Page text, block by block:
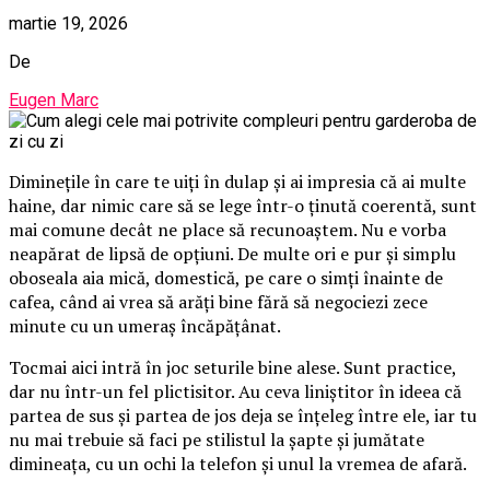
martie 19, 2026
De
Eugen Marc
Diminețile în care te uiți în dulap și ai impresia că ai multe
haine, dar nimic care să se lege într-o ținută coerentă, sunt
mai comune decât ne place să recunoaștem. Nu e vorba
neapărat de lipsă de opțiuni. De multe ori e pur și simplu
oboseala aia mică, domestică, pe care o simți înainte de
cafea, când ai vrea să arăți bine fără să negociezi zece
minute cu un umeraș încăpățânat.
Tocmai aici intră în joc seturile bine alese. Sunt practice,
dar nu într-un fel plictisitor. Au ceva liniștitor în ideea că
partea de sus și partea de jos deja se înțeleg între ele, iar tu
nu mai trebuie să faci pe stilistul la șapte și jumătate
dimineața, cu un ochi la telefon și unul la vremea de afară.